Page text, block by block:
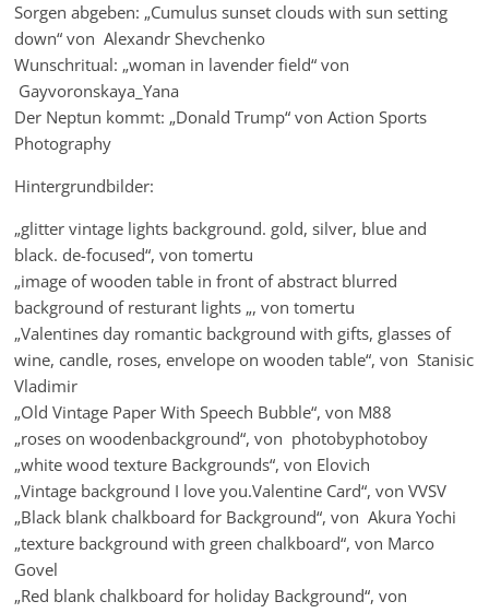
Sorgen abgeben: „Cumulus sunset clouds with sun setting
down“ von Alexandr Shevchenko
Wunschritual: „woman in lavender field“ von
Gayvoronskaya_Yana
Der Neptun kommt: „Donald Trump“ von Action Sports
Photography
Hintergrundbilder:
„glitter vintage lights background. gold, silver, blue and
black. de-focused“, von tomertu
„image of wooden table in front of abstract blurred
background of resturant lights „, von tomertu
„Valentines day romantic background with gifts, glasses of
wine, candle, roses, envelope on wooden table“, von Stanisic
Vladimir
„Old Vintage Paper With Speech Bubble“, von M88
„roses on woodenbackground“, von photobyphotoboy
„white wood texture Backgrounds“, von Elovich
„Vintage background I love you.Valentine Card“, von VVSV
„Black blank chalkboard for Background“, von Akura Yochi
„texture background with green chalkboard“, von Marco
Govel
„Red blank chalkboard for holiday Background“, von